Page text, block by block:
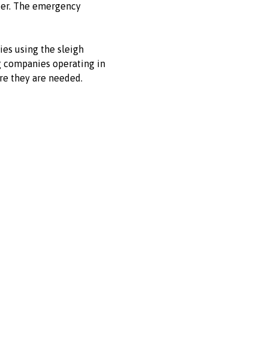
The emergency
using the sleigh
companies operating in
they are needed.